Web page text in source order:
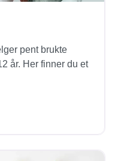
pent brukte
år. Her finner du et